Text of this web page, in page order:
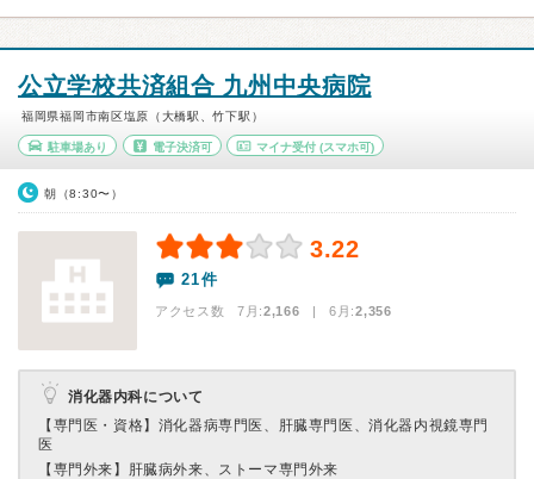
公立学校共済組合 九州中央病院
福岡県福岡市南区塩原（大橋駅、竹下駅）
駐車場あり 電子決済可 マイナ受付 (スマホ可)
朝（8:30〜）
3.22
21件
アクセス数 7月:2,166 | 6月:2,356
消化器内科について
【専門医・資格】 消化器病専門医、肝臓専門医、消化器内視鏡専門
医
【専門外来】 肝臓病外来、ストーマ専門外来